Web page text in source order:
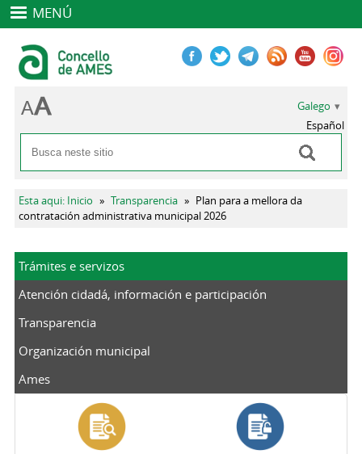
MENÚ
Formulario de busca
Buscar
Galego
Español
Vostede está aquí
Esta aqui: Inicio » Transparencia » Plan para a mellora da
contratación administrativa municipal 2026
Trámites e servizos
Atención cidadá, información e participación
Transparencia
Organización municipal
Ames